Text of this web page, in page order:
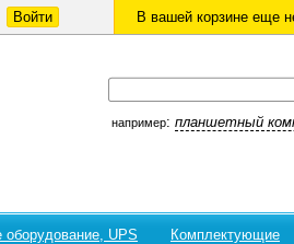
В вашей корзине еще
Войти
например: планшетный
UPS Комплектующие